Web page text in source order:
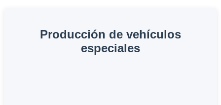
Producción de vehículos
especiales